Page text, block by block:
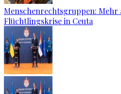
Menschenrechtsgruppen: Mehr
Flüchtlingskrise in Ceuta